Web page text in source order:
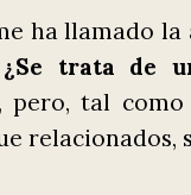
ha llamado
¿Se trata de
pero, tal